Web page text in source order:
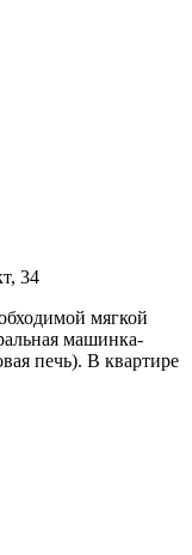
34
мягкой
машинка-
печь). В квартире